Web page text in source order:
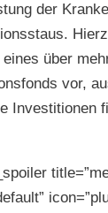
der
über
vor,
Investitionen